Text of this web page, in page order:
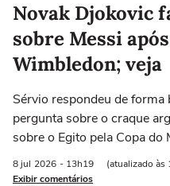
Novak Djokovic
sobre Messi
Wimbledon; veja
Sérvio respondeu de
pergunta sobre o craque
sobre o Egito pela Copa do
8 jul 2026 - 13h19 (atualizado às
Exibir comentários